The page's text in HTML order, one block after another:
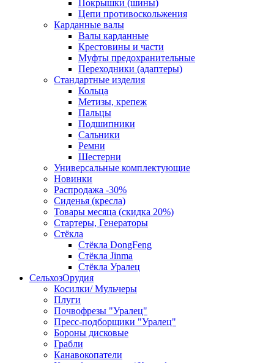
Покрышки (шины)
Цепи противоскольжения
Карданные валы
Валы карданные
Крестовины и части
Муфты предохранительные
Переходники (адаптеры)
Стандартные изделия
Кольца
Метизы, крепеж
Пальцы
Подшипники
Сальники
Ремни
Шестерни
Универсальные комплектующие
Новинки
Распродажа -30%
Сиденья (кресла)
Товары месяца (скидка 20%)
Стартеры, Генераторы
Стёкла
Стёкла DongFeng
Стёкла Jinma
Стёкла Уралец
СельхозОрудия
Косилки/ Мульчеры
Плуги
Почвофрезы "Уралец"
Пресс-подборщики "Уралец"
Бороны дисковые
Грабли
Канавокопатели